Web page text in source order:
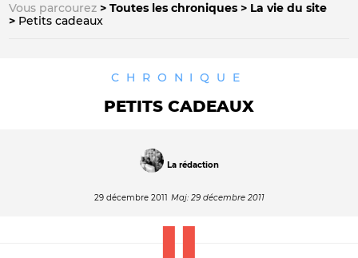
Vous parcourez Toutes les chroniques
La vie du site
Petits cadeaux
CHRONIQUE
PETITS CADEAUX
La rédaction
29 décembre 2011 Maj: 29 décembre 2011